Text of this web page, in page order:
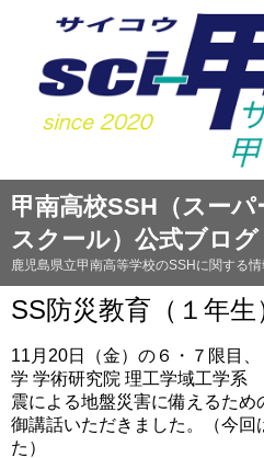
甲南高校SSH（スー
スクール）公式ブログ
鹿児島県立甲南高等学校のSSHに関する
SS防災教育（１年
11月20日（金）の６・７限目
学 学術研究院 理工学域工学系
震による地盤災害に備えるた
御講話いただきました。（今回
た）